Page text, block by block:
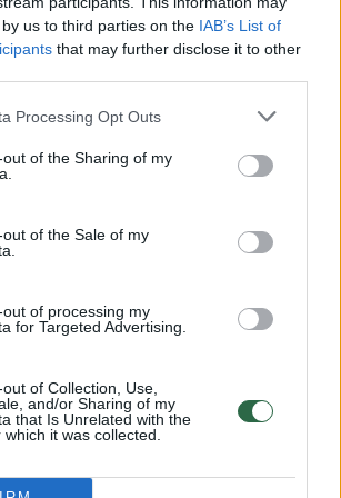
us to third parties on the IAB’s List of
that may further disclose it to other
Processing Opt Outs
of the Sharing of my
of the Sale of my
of processing my
for Targeted Advertising.
of Collection, Use,
and/or Sharing of my
that Is Unrelated with the
it was collected.
nepavyko
00:00:57
nusimato karštas: temperatūra kils iki
laiko bandymu įsitvirtinti
00:00:57
kokiais orais užbaigsime darbo
atsitrauks